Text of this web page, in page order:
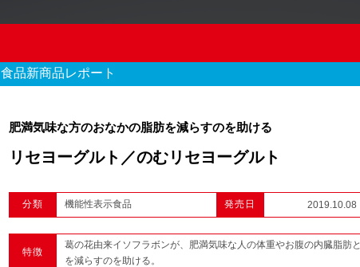
970 件のレポート
食品新商品レポート
肥満気味な方のおなかの脂肪を減らすのを助ける
リセヨーグルト／のむリセヨーグルト
分類 機能性表示食品 発売日 2019.10.08
特徴
葛の花由来イソフラボンが、肥満気味な人の体重やお腹の内臓脂肪
を減らすのを助ける。